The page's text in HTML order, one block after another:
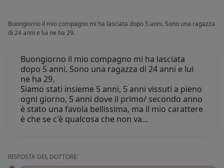
Buongiorno il mio compagno mi ha lasciata dopo 5 anni. Sono una ragazza
di 24 anni e lui ne ha 29.
Buongiorno il mio compagno mi ha lasciata
dopo 5 anni. Sono una ragazza di 24 anni e lui
ne ha 29.
Siamo stati insieme 5 anni, 5 anni vissuti a pieno
ogni giorno, 5 anni dove il primo/ secondo anno
è stato una favola bellissima, ma il mio carattere
è che se c'è qualcosa che non va…
RISPOSTA DEL DOTTORE: